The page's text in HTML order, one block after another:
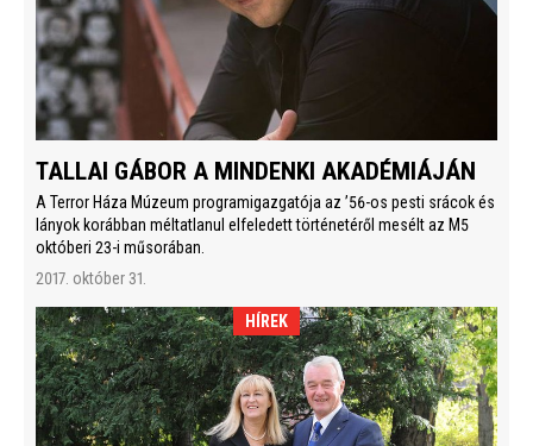
TALLAI GÁBOR A MINDENKI AKADÉMIÁJÁN
A Terror Háza Múzeum programigazgatója az ’56-os pesti srácok és
lányok korábban méltatlanul elfeledett történetéről mesélt az M5
októberi 23-i műsorában.
2017. október 31.
HÍREK